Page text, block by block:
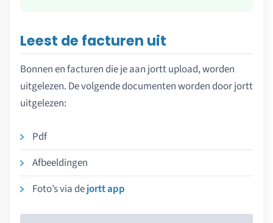
Leest de facturen uit
Bonnen en facturen die je aan jortt upload, worden
uitgelezen. De volgende documenten worden door jortt
uitgelezen:
Pdf
Afbeeldingen
Foto’s via dejortt app